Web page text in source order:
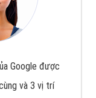
Google được
và 3 vị trí